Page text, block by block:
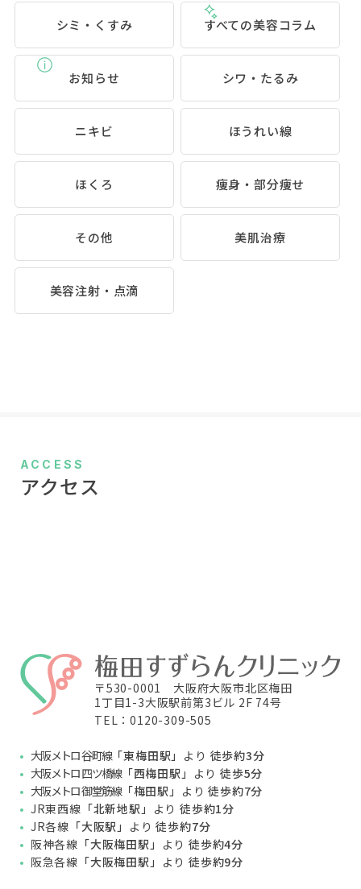
シミ・くすみ すべての美容コラム
お知らせ シワ・たるみ
ニキビ ほうれい線
ほくろ 痩身・部分痩せ
その他 美肌治療
美容注射・点滴
ACCESS
アクセス
〒530-0001 大阪府大阪市北区梅田
1丁目1-3大阪駅前第3ビル 2F 74号
TEL：0120-309-505
大阪メトロ 谷町線「東梅田駅」 より 徒歩約3分
大阪メトロ 四ツ橋線「西梅田駅」 より徒歩5分
大阪メトロ 御堂筋線「梅田駅」 より徒歩約7分
JR東西線 「北新地駅」 より徒歩約1分
JR各線 「大阪駅」 より徒歩約7分
阪神各線 「大阪梅田駅」 より徒歩約4分
阪急各線 「大阪梅田駅」 より徒歩約9分